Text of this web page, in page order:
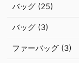
バッグ (25)
バッグ (3)
ファーバッグ (3)